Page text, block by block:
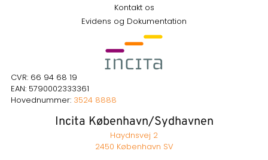
Kontakt os
Evidens og Dokumentation
CVR: 66 94 68 19
EAN: 5790002333361
Hovednummer: 3524 8888
Incita København/Sydhavnen
Haydnsvej 2
2450 København SV